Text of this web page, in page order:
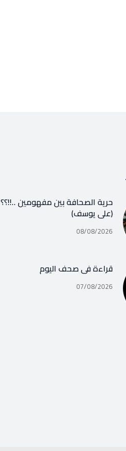
حرية الصحافة بين مفهومين ..!!؟؟
(علي يوسف)
08/08/2026
قراءة في صحف اليوم
07/08/2026